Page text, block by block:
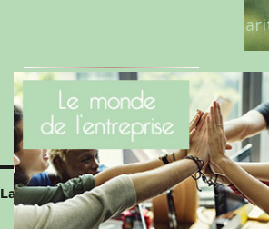
Laisser un commentaire
Le Benaise de la Charente-